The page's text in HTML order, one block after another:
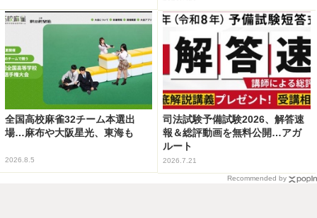
全国高校麻雀32チーム本選出
場…麻布や大阪星光、東海も
2026.8.5
司法試験予備試験2026、解答速
報＆総評動画を無料公開…アガ
ルート
2026.7.21
Recommended by